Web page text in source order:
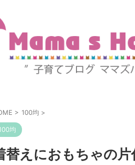
> 100均 >
均
替えにおもちゃの